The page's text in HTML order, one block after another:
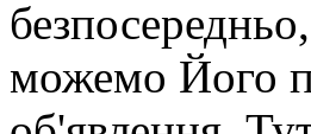
можемо Його